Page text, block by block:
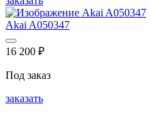
Akai A050347
16 200 ₽
Под заказ
заказать